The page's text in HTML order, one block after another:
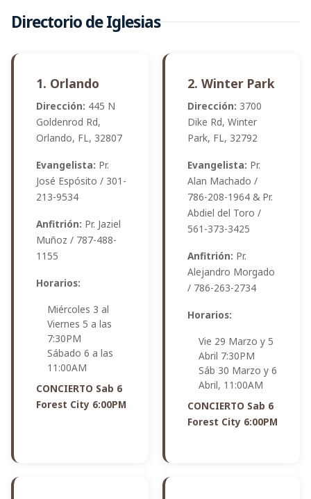
Directorio de Iglesias
1. Orlando
Dirección: 445 N
Goldenrod Rd,
Orlando, FL, 32807
Evangelista: Pr.
José Espósito / 301-
213-9534
Anfitrión: Pr. Jaziel
Muñoz / 787-488-
1155
Horarios:
Miércoles 3 al
Viernes 5 a las
7:30PM
Sábado 6 a las
11:00AM
CONCIERTO Sab 6
Forest City 6:00PM
2. Winter Park
Dirección: 3700
Dike Rd, Winter
Park, FL, 32792
Evangelista: Pr.
Alan Machado /
786-208-1964 & Pr.
Abdiel del Toro /
561-373-3425
Anfitrión: Pr.
Alejandro Morgado
/ 786-263-2734
Horarios:
Vie 29 Marzo y 5
Abril 7:30PM
Sáb 30 Marzo y 6
Abril, 11:00AM
CONCIERTO Sab 6
Forest City 6:00PM